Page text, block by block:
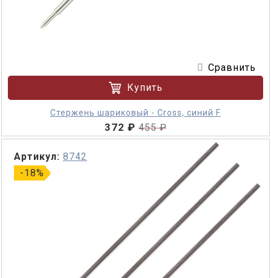
Сравнить
Купить
Стержень шариковый - Cross, синий F
372 ₽ 455 ₽
-18%
Артикул: 8742